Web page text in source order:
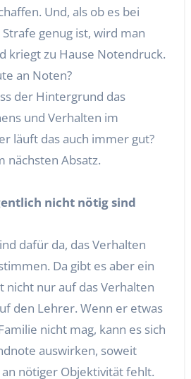
Und, als ob es bei
genug ist, wird man
kriegt zu Hause Notendruck.
an Noten?
der Hintergrund das
und Verhalten im
läuft das auch immer gut?
nächsten Absatz.
nicht nötig sind
dafür da, das Verhalten
Da gibt es aber ein
nicht nur auf das Verhalten
den Lehrer. Wenn er etwas
nicht mag, kann es sich
auswirken, soweit
nötiger Objektivität fehlt.